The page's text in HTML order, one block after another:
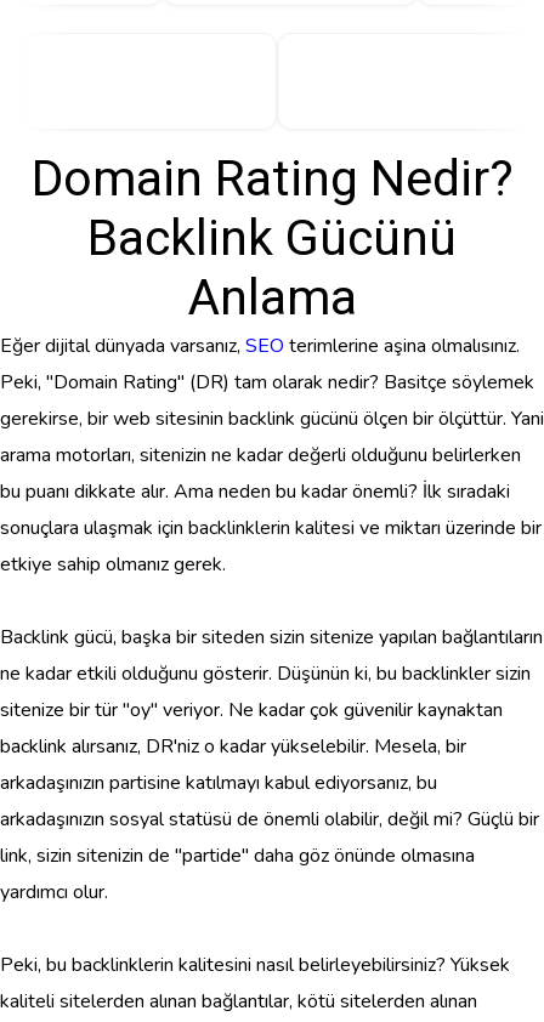
Domain Rating Nedir?
Backlink Gücünü
Anlama
Eğer dijital dünyada varsanız, SEO terimlerine aşina olmalısınız.
Peki, "Domain Rating" (DR) tam olarak nedir? Basitçe söylemek
gerekirse, bir web sitesinin backlink gücünü ölçen bir ölçüttür. Yani
arama motorları, sitenizin ne kadar değerli olduğunu belirlerken
bu puanı dikkate alır. Ama neden bu kadar önemli? İlk sıradaki
sonuçlara ulaşmak için backlinklerin kalitesi ve miktarı üzerinde bir
etkiye sahip olmanız gerek.
Backlink gücü, başka bir siteden sizin sitenize yapılan bağlantıların
ne kadar etkili olduğunu gösterir. Düşünün ki, bu backlinkler sizin
sitenize bir tür "oy" veriyor. Ne kadar çok güvenilir kaynaktan
backlink alırsanız, DR'niz o kadar yükselebilir. Mesela, bir
arkadaşınızın partisine katılmayı kabul ediyorsanız, bu
arkadaşınızın sosyal statüsü de önemli olabilir, değil mi? Güçlü bir
link, sizin sitenizin de "partide" daha göz önünde olmasına
yardımcı olur.
Peki, bu backlinklerin kalitesini nasıl belirleyebilirsiniz? Yüksek
kaliteli sitelerden alınan bağlantılar, kötü sitelerden alınan